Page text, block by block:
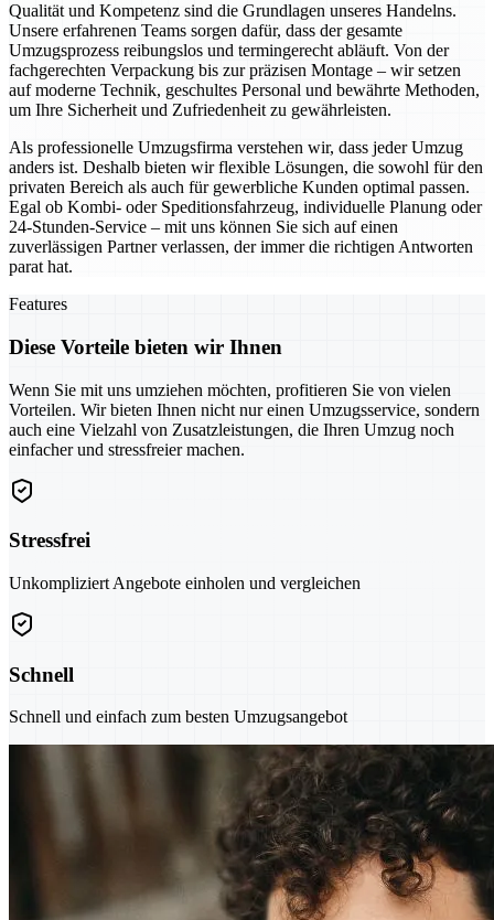
Qualität und Kompetenz sind die Grundlagen unseres Handelns.
Unsere erfahrenen Teams sorgen dafür, dass der gesamte
Umzugsprozess reibungslos und termingerecht abläuft. Von der
fachgerechten Verpackung bis zur präzisen Montage – wir setzen
auf moderne Technik, geschultes Personal und bewährte Methoden,
um Ihre Sicherheit und Zufriedenheit zu gewährleisten.
Als professionelle Umzugsfirma verstehen wir, dass jeder Umzug
anders ist. Deshalb bieten wir flexible Lösungen, die sowohl für den
privaten Bereich als auch für gewerbliche Kunden optimal passen.
Egal ob Kombi- oder Speditionsfahrzeug, individuelle Planung oder
24-Stunden-Service – mit uns können Sie sich auf einen
zuverlässigen Partner verlassen, der immer die richtigen Antworten
parat hat.
Features
Diese Vorteile bieten wir Ihnen
Wenn Sie mit uns umziehen möchten, profitieren Sie von vielen
Vorteilen. Wir bieten Ihnen nicht nur einen Umzugsservice, sondern
auch eine Vielzahl von Zusatzleistungen, die Ihren Umzug noch
einfacher und stressfreier machen.
Stressfrei
Unkompliziert Angebote einholen und vergleichen
Schnell
Schnell und einfach zum besten Umzugsangebot